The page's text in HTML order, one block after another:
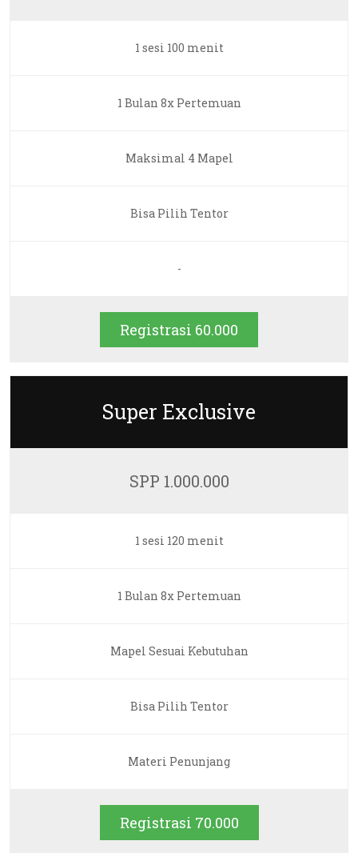
1 sesi 100 menit
1 Bulan 8x Pertemuan
Maksimal 4 Mapel
Bisa Pilih Tentor
-
Registrasi 60.000
Super Exclusive
SPP 1.000.000
1 sesi 120 menit
1 Bulan 8x Pertemuan
Mapel Sesuai Kebutuhan
Bisa Pilih Tentor
Materi Penunjang
Registrasi 70.000